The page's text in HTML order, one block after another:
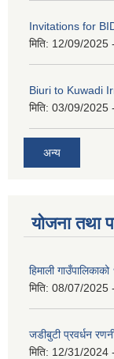
Invitations for
मिति: 12/09/2025
Biuri to Kuwadi
मिति: 03/09/2025
अन्य
योजना तथा
हिमाली
मिति: 08/07/2025
जडीबुटी प्रवर्धन
मिति: 12/31/2024